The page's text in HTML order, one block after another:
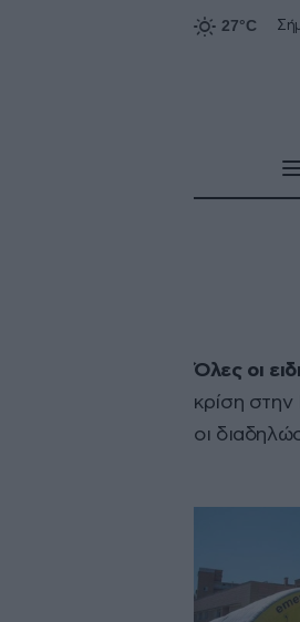
Όλες οι
κρίση στην
οι